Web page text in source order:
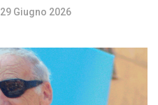
29 Giugno 2026